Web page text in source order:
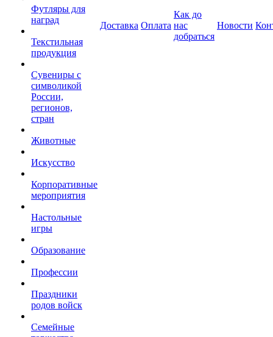
Футляры для
наград
Текстильная
продукция
Сувениры с
символикой
России,
регионов,
стран
Животные
Искусство
Корпоративные
мероприятия
Настольные
игры
Образование
Профессии
Праздники
родов войск
Семейные
Доставка Оплата
Как до
нас
добраться
Новости